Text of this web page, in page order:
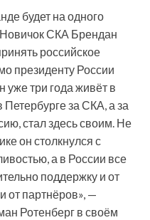
будет на одного
СКА Брендан
российское
президенту России
три года живёт в
Петербурге за СКА, а за
стал здесь своим. Не
он столкнулся с
а в России все
поддержку и от
от партнёров», —
Ротенберг в своём